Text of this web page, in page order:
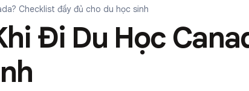
Checklist đầy đủ cho du học sinh
Đi Du Học